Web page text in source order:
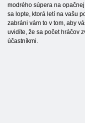
modrého súpera na
sa lopte, ktorá letí na vašu
zabráni vám to v tom, aby
uvidíte, že sa počet hráčov
účastníkmi.